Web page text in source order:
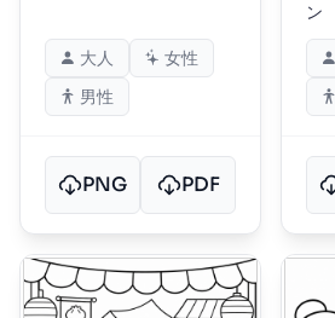
大人
女性
男性
PNG PDF
ン